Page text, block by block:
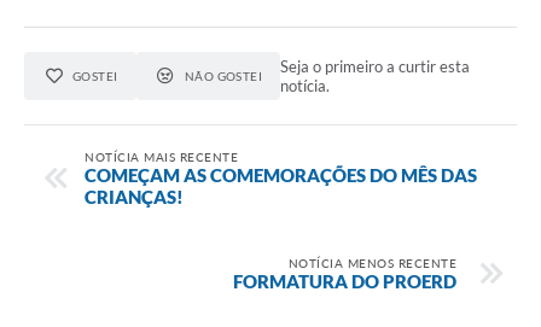
GOSTEI NÃO GOSTEI
Seja o primeiro a curtir esta
notícia.
NOTÍCIA MAIS RECENTE
COMEÇAM AS COMEMORAÇÕES DO MÊS DAS
CRIANÇAS!
NOTÍCIA MENOS RECENTE
FORMATURA DO PROERD